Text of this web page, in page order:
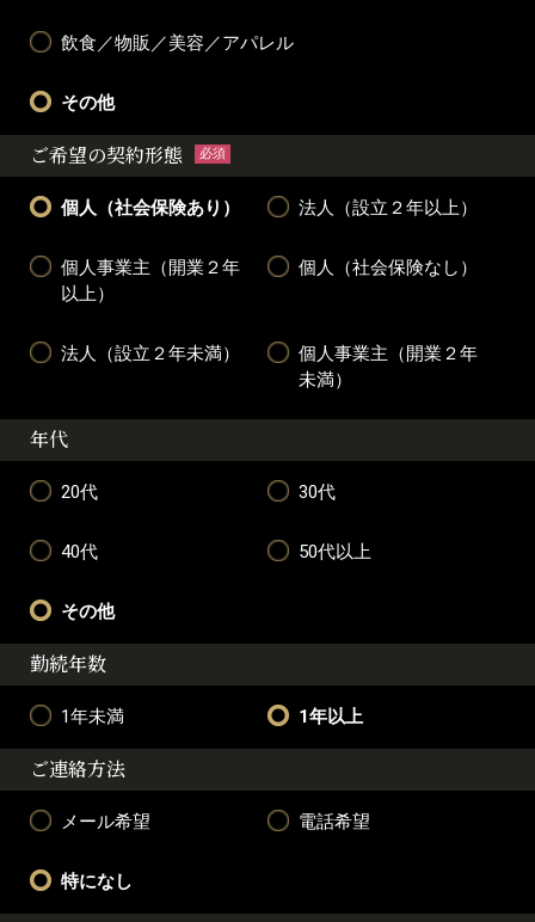
飲食／物販／美容／アパレル
その他
ご希望の契約形態 必須
個人（社会保険あり） 法人（設立２年以上）
個人事業主（開業２年
以上）
個人（社会保険なし）
法人（設立２年未満）
個人事業主（開業２年
未満）
年代
20代 30代
40代 50代以上
その他
勤続年数
1年未満 1年以上
ご連絡方法
メール希望 電話希望
特になし